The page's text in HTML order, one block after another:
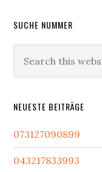
Primary
Sidebar
SUCHE NUMMER
this
NEUESTE BEITRÄGE
073127090899
043217833993